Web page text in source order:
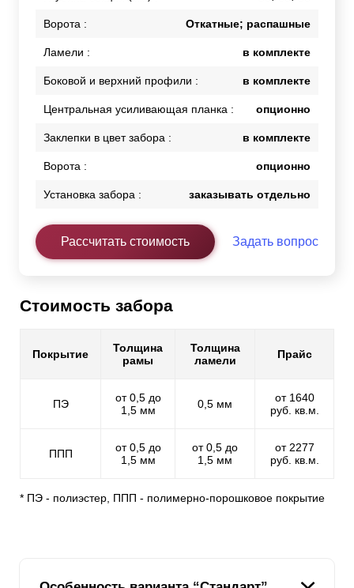
Ворота : Откатные; распашные
Ламели : в комплекте
Боковой и верхний профили : в комплекте
Центральная усиливающая планка : опционно
Заклепки в цвет забора : в комплекте
Ворота : опционно
Установка забора : заказывать отдельно
Рассчитать стоимость Задать вопрос
Стоимость забора
Покрытие
Толщина
рамы
Толщина
ламели
Прайс
ПЭ
от 0,5 до
1,5 мм
0,5 мм
от 1640
руб. кв.м.
ППП
от 0,5 до
1,5 мм
от 0,5 до
1,5 мм
от 2277
руб. кв.м.
* ПЭ - полиэстер, ППП - полимерно-порошковое покрытие